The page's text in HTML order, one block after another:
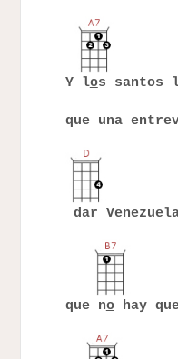
Y los santos
que una
dar
que nohay